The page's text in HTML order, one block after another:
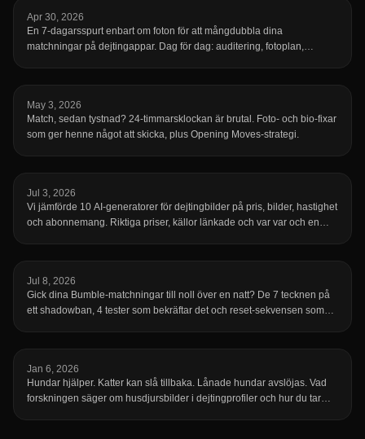
Apr 30, 2026
En 7-dagarsspurt enbart om foton för att mångdubbla dina
matchningar på dejtingappar. Dag för dag: auditering, fotoplan,
May 3, 2026
Match, sedan tystnad? 24-timmarsklockan är brutal. Foto- och bio-fixar
som ger henne något att skicka, plus Opening Moves-strategi.
Jul 3, 2026
Vi jämförde 10 AI-generatorer för dejtingbilder på pris, bilder, hastighet
och abonnemang. Riktiga priser, källor länkade och var var och en
Jul 8, 2026
Gick dina Bumble-matchningar till noll över en natt? De 7 tecknen på
ett shadowban, 4 tester som bekräftar det och reset-sekvensen som
Jan 6, 2026
Hundar hjälper. Katter kan slå tillbaka. Lånade hundar avslöjas. Vad
forskningen säger om husdjursbilder i dejtingprofiler och hur du tar